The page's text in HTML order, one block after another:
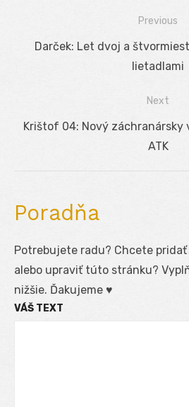
Navigácia
Previous
Previous
Darček: Let dvoj a
lietadlami
Next
Next
Krištof 04: Nový záchranársky
ATK
Poradňa
Potrebujete radu? Chcete
alebo upraviť túto stránku?
nižšie. Ďakujeme ♥
VÁŠ TEXT